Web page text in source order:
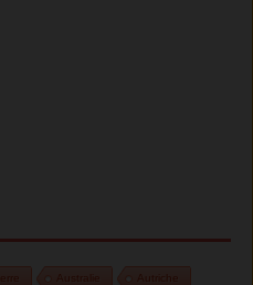
Australie Autriche